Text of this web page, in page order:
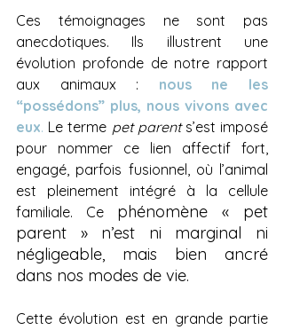
Ces témoignages ne sont pas
anecdotiques. Ils illustrent une
évolution profonde de notre rapport
aux animaux : nous ne les
“possédons” plus, nous vivons avec
eux. Le terme pet parent s’est imposé
pour nommer ce lien affectif fort,
engagé, parfois fusionnel, où l’animal
est pleinement intégré à la cellule
familiale. Ce phénomène « pet
parent » n’est ni marginal ni
négligeable, mais bien ancré
dans nos modes de vie.
Cette évolution est en grande partie